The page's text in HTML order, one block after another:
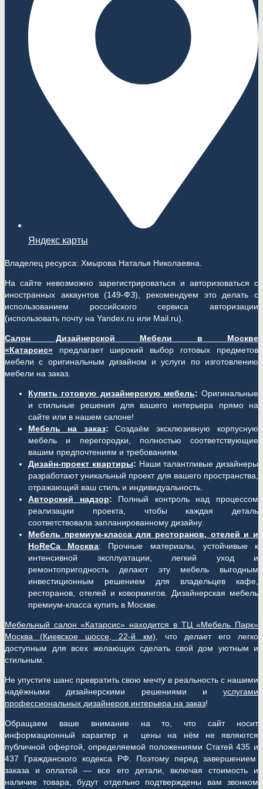
Яндекс карты
Владелец ресурса: Хмырова Наталья Николаевна.
На сайте невозможно зарегистрироваться и авторизоваться с
иностранных аккаунтов (149-ФЗ), рекомендуем это делать с
использованием российского сервиса авторизации
(использовать почту на Yandex.ru или Mail.ru).
Салон Дизайнерской Мебели в Москве
«Катарсис»
предлагает широкий выбор готовых предметов
мебели с оригинальным дизайном и услуги по изготовлению
мебели на заказ.
Купить готовую дизайнерскую мебель: Оригинальные
и стильные решения для вашего интерьера прямо на
сайте или в нашем салоне!
Мебель на заказ: Создаём эксклюзивную корпусную
мебель и перегородки, полностью соответствующие
вашим предпочтениям и требованиям.
Дизайн-проект квартиры: Наши талантливые дизайнеры
разработают уникальный проект для вашего пространства,
отражающий ваш стиль и индивидуальность.
Авторский надзор: Полный контроль над процессом
реализации проекта, чтобы каждая деталь
соответствовала запланированному дизайну.
Мебель премиум-класса для ресторанов, отелей и и
HoReCa Москва: Прочные материалы, устойчивые к
интенсивной эксплуатации, легкий уход и
ремонтопригодность делают эту мебель выгодным
инвестиционным решением для владельцев кафе,
ресторанов, отелей и коворкингов. Дизайнерская мебель
премиум-класса купить в Москве.
Мебельный салон «Катарсис» находится в ТЦ «Мебель Парк»
Москва (Киевское шоссе, 22-й км) , что делает его легко
доступным для всех желающих сделать свой дом уютным и
стильным.
Не упустите шанс превратить свою мечту в реальность с нашими
надёжными дизайнерскими решениями и услугами
профессиональных дизайнеров интерьера на заказ!
Обращаем ваше внимание на то, что сайт носит
информационный характер и цены на нём не являются
публичной офертой, определяемой положениями Статей 435 и
437 Гражданского кодекса РФ. Поэтому перед завершением
заказа и оплатой — все его детали, включая стоимость и
наличие товара, будут отдельно подтверждены вам звонком